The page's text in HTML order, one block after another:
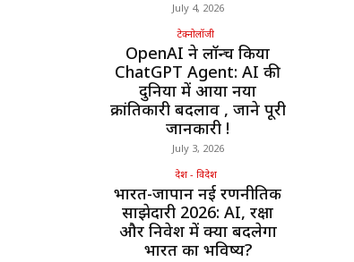
July 4, 2026
टेक्नोलॉजी
OpenAI ने लॉन्च किया
ChatGPT Agent: AI की
दुनिया में आया नया
क्रांतिकारी बदलाव , जाने पूरी
जानकारी !
July 3, 2026
देश - विदेश
भारत-जापान नई रणनीतिक
साझेदारी 2026: AI, रक्षा
और निवेश में क्या बदलेगा
भारत का भविष्य?